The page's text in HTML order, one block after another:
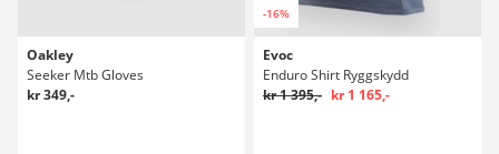
Oakley
Seeker Mtb Gloves
kr 349,-
-16%
Evoc
Enduro Shirt Ryggskydd
kr 1 395,- kr 1 165,-